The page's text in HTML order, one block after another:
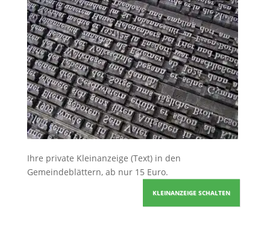
Ihre private Kleinanzeige (Text) in den
Gemeindeblättern, ab nur 15 Euro.
KLEINANZEIGE SCHALTEN